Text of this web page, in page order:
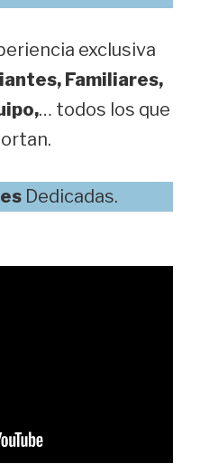
exclusiva
Familiares,
… todos los que
Dedicadas.